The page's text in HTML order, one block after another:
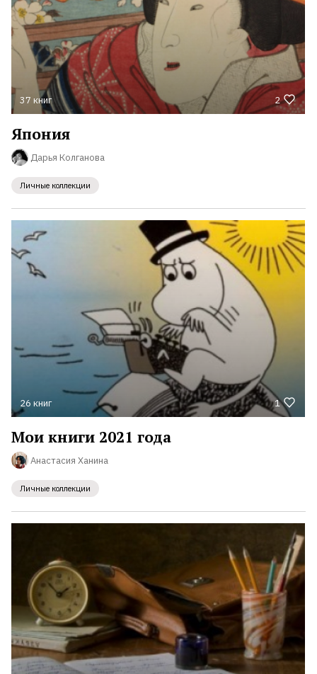
37 книг 2
Япония
Дарья Колганова
Личные коллекции
26 книг 1
Мои книги 2021 года
Анастасия Ханина
Личные коллекции